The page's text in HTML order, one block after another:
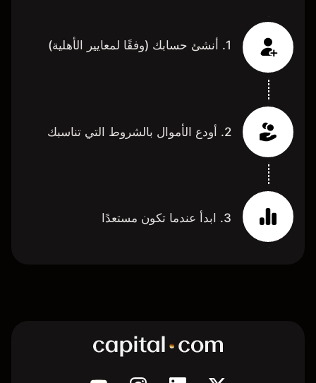
1. أنشئ حسابك (وفقًا لمعايير الأهلية)
2. أودع الأموال بالشروط التي تناسبك
3. ابدأ عندما تكون مستعدًا